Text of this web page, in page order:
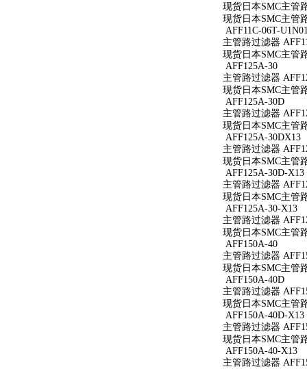
现货日本SMC主管
现货日本SMC主管
AFF11C-06T-
主管路过滤器
现货日本SMC主管
AFF125A-30
主管路过滤器
现货日本SMC主管
AFF125A-30D
主管路过滤器
现货日本SMC主管
AFF125A-30DX13
主管路过滤器
现货日本SMC主管
AFF125A-30D-X13
主管路过滤器
现货日本SMC主管
AFF125A-30-X13
主管路过滤器
现货日本SMC主管
AFF150A-40
主管路过滤器
现货日本SMC主管
AFF150A-40D
主管路过滤器
现货日本SMC主管
AFF150A-40D-X13
主管路过滤器
现货日本SMC主管
AFF150A-40-X13
主管路过滤器